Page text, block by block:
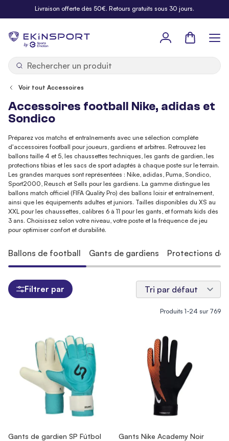
Allez au contenuLivraison offerte dès 50€. Retours gratuits sous 30 jours.
by
Panier
Voir tout Accessoires
Accessoires football Nike, adidas et
Sondico
Préparez vos matchs et entraînements avec une sélection complète
d'accessoires football pour joueurs, gardiens et arbitres. Retrouvez les
ballons taille 4 et 5, les chaussettes techniques, les gants de gardien, les
protections tibias et les sacs de sport adaptés à chaque poste sur le terrain.
Les grandes marques sont représentées : Nike, adidas, Puma, Sondico,
Sport2000, Reusch et Sells pour les gardiens. La gamme distingue les
ballons match officiel (FIFA Quality Pro) des ballons loisir et entraînement,
ainsi que les équipements adultes et juniors. Tailles disponibles du XS au
XXL pour les chaussettes, calibres 6 à 11 pour les gants, et formats kids dès
3 ans. Choisissez selon votre niveau, votre poste et la fréquence de jeu
pour optimiser confort et durabilité.
Produits 1-24 sur 769
Gants de gardien SP Fútbol
Gants Nike Academy Noir
Ballons de football Gants de gardiens Protections de
Filtrer par